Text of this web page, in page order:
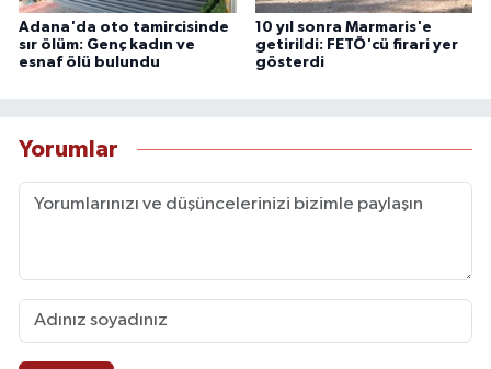
Adana'da oto tamircisinde
sır ölüm: Genç kadın ve
esnaf ölü bulundu
10 yıl sonra Marmaris'e
getirildi: FETÖ'cü firari yer
gösterdi
Yorumlar